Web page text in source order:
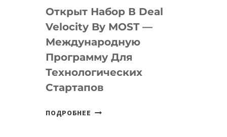
ПОДРОСТКАМ
БИЛЕТ
IT-
ПРЕДПРИНИМАТЕЛЬСТВО
Открыт Набор В Deal
Velocity By MOST —
Международную
Программу Для
Технологических
Стартапов
ПОДРОБНЕЕ ОТКРЫТ